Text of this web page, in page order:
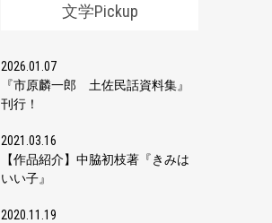
文学Pickup
2026.01.07
『市原麟一郎 土佐民話資料集』
刊行！
2021.03.16
【作品紹介】中脇初枝著『きみは
いい子』
2020.11.19